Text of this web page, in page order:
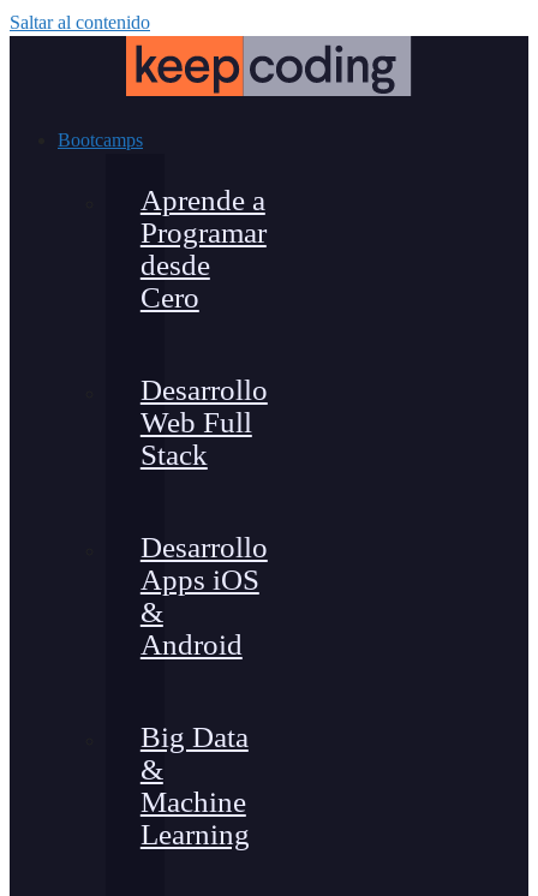
Saltar al contenido
Bootcamps
Aprende a
Programar
desde
Cero
Desarrollo
Web Full
Stack
Desarrollo
Apps iOS
&
Android
Big Data
&
Machine
Learning